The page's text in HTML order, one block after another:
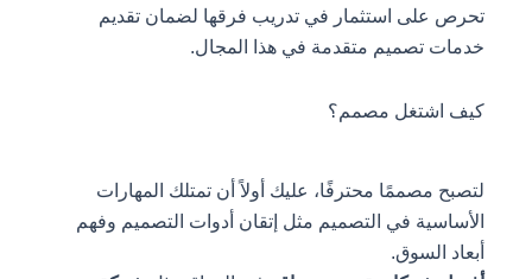
تحرص على استثمار في تدريب فرقها لضمان تقديم
خدمات تصميم متقدمة في هذا المجال.
كيف اشتغل مصمم؟
لتصبح مصممًا محترفًا، عليك أولاً أن تمتلك المهارات
الأساسية في التصميم مثل إتقان أدوات التصميم وفهم
أبعاد السوق.